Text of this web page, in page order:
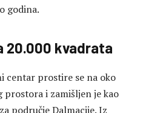
godina.
20.000 kvadrata
prostire se na oko
prostora i zamišljen je kao
područje Dalmacije. Iz